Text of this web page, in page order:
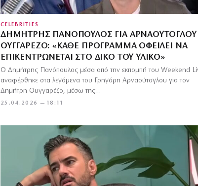
CELEBRITIES
ΔΗΜΉΤΡΗΣ ΠΑΝΌΠΟΥΛΟΣ ΓΙΑ ΑΡΝΑΟΎΤΟΓΛΟΥ
ΟΥΓΓΑΡΈΖΟ: «ΚΆΘΕ ΠΡΌΓΡΑΜΜΑ ΟΦΕΊΛΕΙ ΝΑ
ΕΠΙΚΕΝΤΡΏΝΕΤΑΙ ΣΤΟ ΔΙΚΌ ΤΟΥ ΥΛΙΚΌ»
25.04.2026 — 18:11
Ο Δημήτρης Πανόπουλος μέσα από την εκπομπή του Weekend
αναφέρθηκε στα λεγόμενα του Γρηγόρη Αρναούτογλου για τον
Δημήτρη Ουγγαρέζο, μέσω της…